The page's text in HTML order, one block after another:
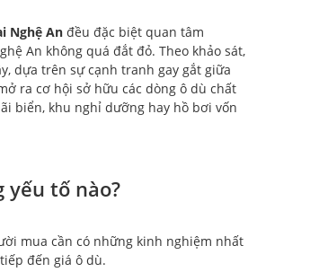
Nghệ An đều đặc biệt quan tâm
An không quá đắt đỏ. Theo khảo sát,
dựa trên sự cạnh tranh gay gắt giữa
ra cơ hội sở hữu các dòng ô dù chất
biển, khu nghỉ dưỡng hay hồ bơi vốn
yếu tố nào?
mua cần có những kinh nghiệm nhất
đến giá ô dù.